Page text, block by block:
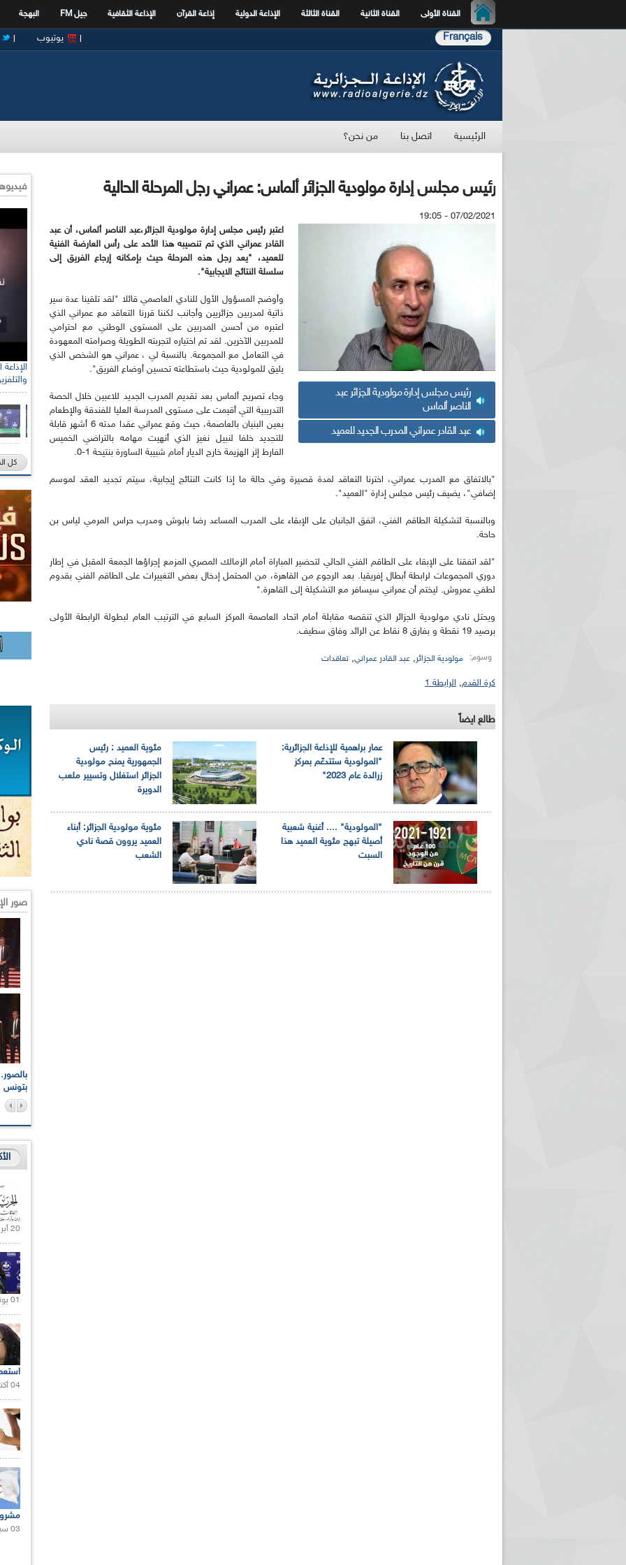
القناة الأولى القناة الثانية القناة الثالثة الإذاعة الدولية إذاعة القرآن الإذاعة الثقافية جيل FM البهجة
Français يوتيوب
الرئيسية اتصل بنا من نحن؟
رئيس مجلس إدارة مولودية الجزائر ألماس: عمراني رجل المرحلة الحالية
07/02/2021 - 19:05
رئيس مجلس إدارة مولودية الجزائر عبد
الناصر ألماس
عبد القادر عمراني المدرب الجديد للعميد
اعتبر رئيس مجلس إدارة مولودية الجزائر،عبد الناصر ألماس، أن عبد
القادر عمراني الذي تم تنصيبه هذا الأحد على رأس العارضة الفنية
للعميد، "يعد رجل هذه المرحلة حيث بإمكانه إرجاع الفريق إلى
سلسلة النتائج الايجابية".
وأوضح المسؤول الأول للنادي العاصمي قائلا "لقد تلقينا عدة سير
ذاتية لمدربين جزائريين وأجانب لكننا قررنا التعاقد مع عمراني الذي
اعتبره من أحسن المدربين على المستوى الوطني مع احترامي
للمدربين الآخرين. لقد تم اختياره لتجربته الطويلة وصرامته المعهودة
في التعامل مع المجموعة. بالنسبة لي ، عمراني هو الشخص الذي
يليق للمولودية حيث باستطاعته تحسين أوضاع الفريق".
وجاء تصريح ألماس بعد تقديم المدرب الجديد للاعبين خلال الحصة
التدريبية التي أقيمت على مستوى المدرسة العليا للفندقة والإطعام
بعين البنيان بالعاصمة، حيث وقع عمراني عقدا مدته 6 أشهر قابلة
للتجديد خلفا لنبيل نغيز الذي أنهيت مهامه بالتراضي الخميس
الفارط إثر الهزيمة خارج الديار أمام شبيبة الساورة بنتيحة 1-0.
"بالاتفاق مع المدرب عمراني، اخترنا التعاقد لمدة قصيرة وفي حالة ما إذا كانت النتائج إيجابية، سيتم تجديد العقد لموسم
إضافي"، يضيف رئيس مجلس إدارة "العميد".
وبالنسبة لتشكيلة الطاقم الفني، اتفق الجانبان على الإبقاء على المدرب المساعد رضا بابوش ومدرب حراس المرمي لياس بن
حاحة.
"لقد اتفقنا على الإبقاء على الطاقم الفني الحالي لتحضير المباراة أمام الزمالك المصري المزمع إجراؤها الجمعة المقبل في إطار
دوري المجموعات لرابطة أبطال إفريقيا. بعد الرجوع من القاهرة، من المحتمل إدخال بعض التغييرات على الطاقم الفني بقدوم
لطفي عمروش. ليختم أن عمراني سيسافر مع التشكيلة إلى القاهرة."
ويحتل نادي مولودية الجزائر الذي تنقصه مقابلة أمام اتحاد العاصمة المركز السابع في الترتيب العام لبطولة الرابطة الأولى
برصيد 19 نقطة و بفارق 8 نقاط عن الرائد وفاق سطيف.
وسوم: مولودية الجزائر, عبد القادر عمراني, تعاقدات
كرة القدم, الرابطة 1
طالع ايضاً
مئوية العميد : رئيس
الجمهورية يمنح مولودية
الجزائر استغلال وتسيير ملعب
الدويرة
عمار براهمية للإذاعة الجزائرية:
"المولودية ستتدعّم بمركز
زرالدة عام 2023"
مئوية مولودية الجزائر: أبناء
العميد يروون قصة نادي
الشعب
"المولودية" .... أغنية شعبية
أصيلة تبهج مئوية العميد هذا
السبت
كل
صور
بتونس
20 أبريل 2021 |
01 يونيو 2021 |
04 أكتوبر 2020 |
03 سبتمبر 2020 |